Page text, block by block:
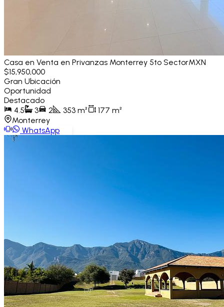
Casa en Venta en Privanzas Monterrey 5to SectorMXN
$15,950,000
Gran Ubicación
Oportunidad
Destacado
4.5
3 2 353 m² 177 m²
Monterrey
WhatsApp